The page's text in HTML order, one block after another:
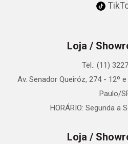
Loja /
Tel.: (11)
Av. Senador Queiróz, 274 - 12º
Paulo/
HORÁRIO: Segunda a
Loja /